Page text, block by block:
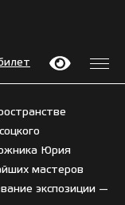
Юрия
мастеров
экспозиции —